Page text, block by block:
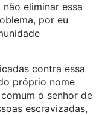
não eliminar essa
por eu
contra essa
próprio nome
o senhor de
escravizadas,